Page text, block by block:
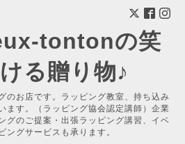
tontonの笑
る贈り物♪
のお店です。ラッピング教室、持ち込み
ます。（ラッピング協会認定講師）企業
グのご提案・出張ラッピング講習、イベ
ングサービスも承ります。